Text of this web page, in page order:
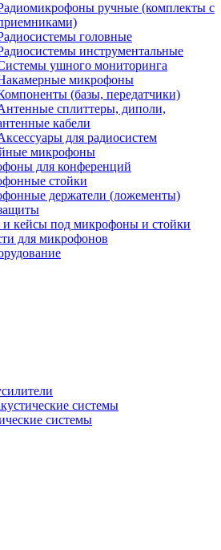
ручные (комплекты с
головные
инструментальные
ушного мониторинга
микрофоны
(базы, передатчики)
сплиттеры, диполи,
кабели
для радиосистем
микрофоны
для конференций
стойки
держатели (ложементы)
кейсы под микрофоны и стойки
для микрофонов
системы
системы